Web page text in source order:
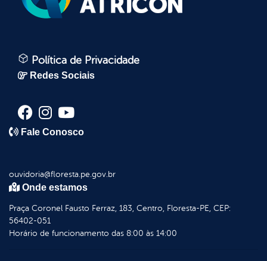
Política de Privacidade
Redes Sociais
Fale Conosco
ouvidoria@floresta.pe.gov.br
Onde estamos
Praça Coronel Fausto Ferraz, 183, Centro, Floresta-PE, CEP:
56402-051
Horário de funcionamento das 8:00 às 14:00